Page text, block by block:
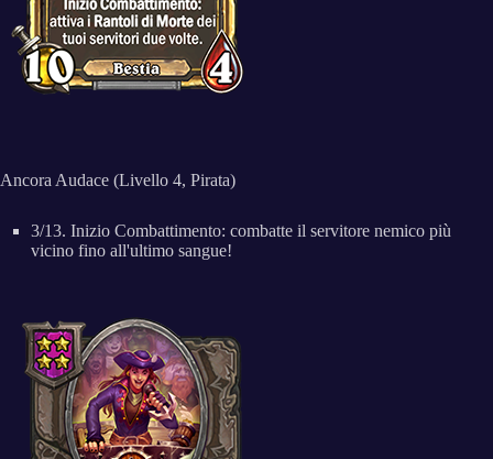
Ancora Audace (Livello 4, Pirata)
3/13. Inizio Combattimento: combatte il servitore nemico più
vicino fino all'ultimo sangue!